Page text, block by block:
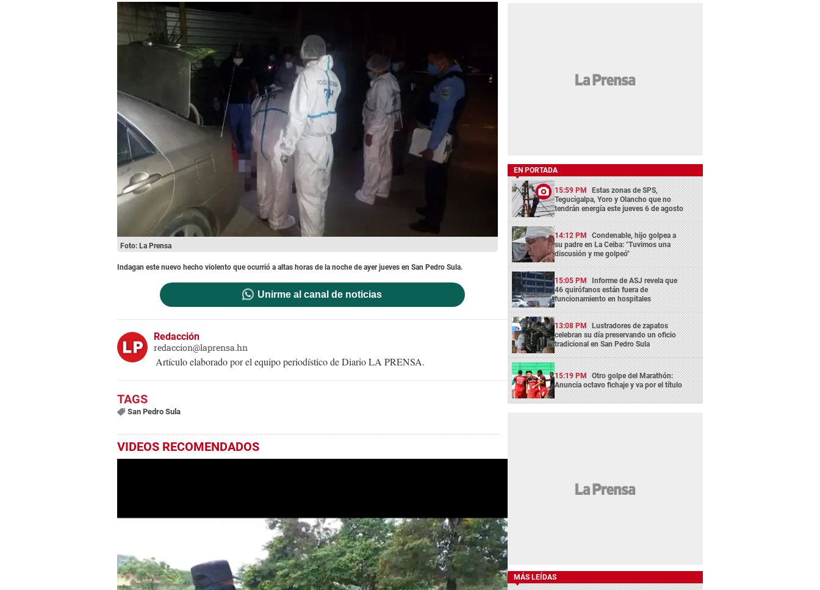
Foto: La Prensa
Indagan este nuevo hecho violento que ocurrió a altas horas de la noche de ayer jueves en San Pedro Sula.
Unirme al canal de noticias
Redacción
redaccion@laprensa.hn
Artículo elaborado por el equipo periodístico de Diario LA PRENSA.
San Pedro Sula
VIDEOS RECOMENDADOS
EN PORTADA
15:59 PM Estas zonas de SPS,
Tegucigalpa, Yoro y Olancho que no
tendrán energía este jueves 6 de agosto
14:12 PM Condenable, hijo golpea a
su padre en La Ceiba: "Tuvimos una
discusión y me golpeó"
15:05 PM Informe de ASJ revela que
46 quirófanos están fuera de
funcionamiento en hospitales
13:08 PM Lustradores de zapatos
celebran su día preservando un oficio
tradicional en San Pedro Sula
15:19 PM Otro golpe del Marathón:
Anuncia octavo fichaje y va por el título
MÁS LEÍDAS